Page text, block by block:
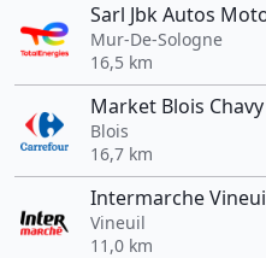
Sarl Jbk Autos
Mur-De-Sologne
16,5 km
Market Blois Chavy
Blois
16,7 km
Intermarche
Vineuil
11,0 km